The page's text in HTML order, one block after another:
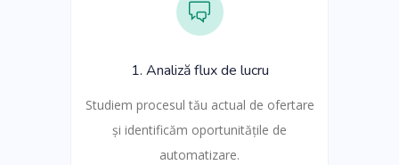
1. Analiză flux de lucru
Studiem procesul tău actual de ofertare
și identificăm oportunitățile de
automatizare.